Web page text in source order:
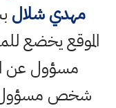
مهدي شلال
الموقع يخضع
مسؤول عن
شخص مسؤول